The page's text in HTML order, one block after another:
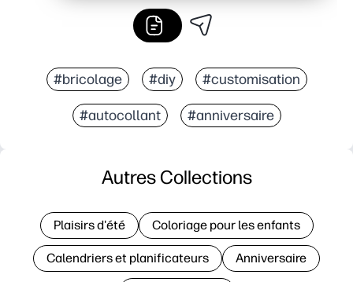
#bricolage #diy #customisation
#autocollant #anniversaire
Autres Collections
Plaisirs d'été Coloriage pour les enfants
Calendriers et planificateurs Anniversaire